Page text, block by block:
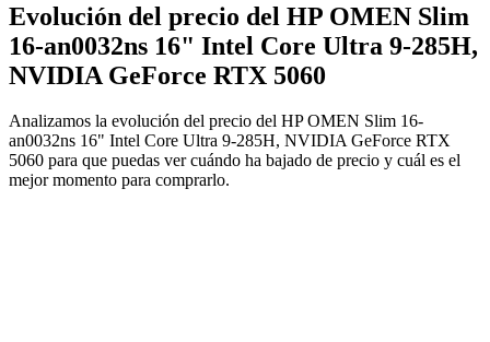
Evolución del precio del HP OMEN Slim
16-an0032ns 16" Intel Core Ultra 9-285H,
NVIDIA GeForce RTX 5060
Analizamos la evolución del precio del HP OMEN Slim 16-
an0032ns 16" Intel Core Ultra 9-285H, NVIDIA GeForce RTX
5060 para que puedas ver cuándo ha bajado de precio y cuál es el
mejor momento para comprarlo.